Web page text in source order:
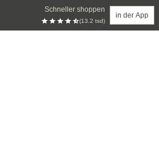
Schneller shoppen
(13.2 tsd)
in der App